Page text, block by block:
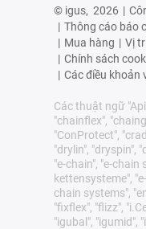
© igus, 2026 |
| Thông cáo báo
| Mua hàng | Vị
| Chính sách
| Các điều khoản
Các thuật ngữ
"chainflex",
"ConProtect",
"drylin", "dryspin",
"e-chain", "e-chain
kettensysteme",
chain systems",
"fixflex", "flizz",
"igubal", "igumid",